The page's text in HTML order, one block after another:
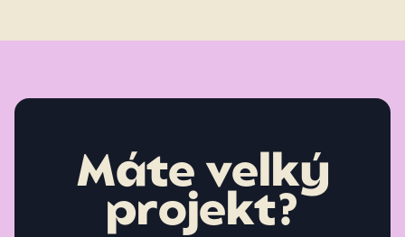
Máte velký
projekt?